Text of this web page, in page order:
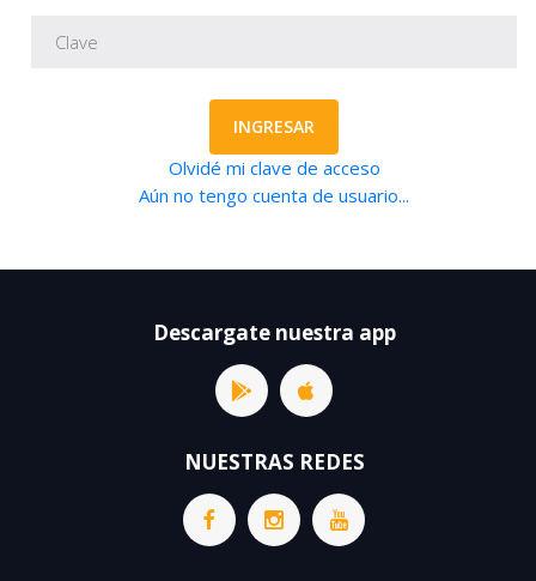
INGRESAR
Olvidé mi clave de acceso
Aún no tengo cuenta de usuario...
Descargate nuestra app
NUESTRAS REDES